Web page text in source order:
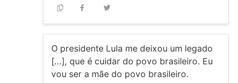
O presidente Lula me deixou um legado
[...], que é cuidar do povo brasileiro. Eu
vou ser a mãe do povo brasileiro.